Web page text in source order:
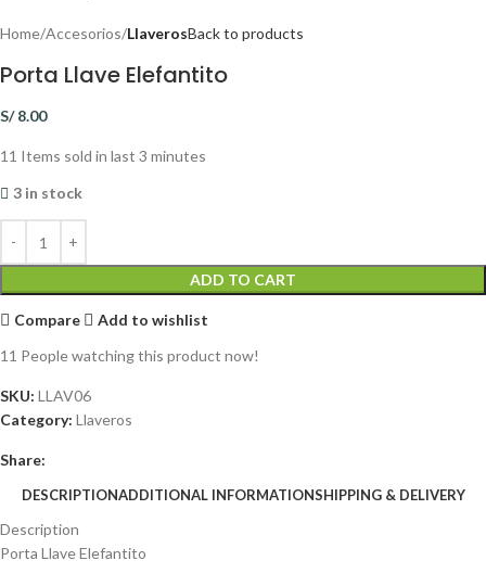
Home Accesorios LlaverosBack to products
Porta Llave Elefantito
S/8.00
11 Items sold in last 3 minutes
3 in stock
ADD TO CART
Compare
Add to wishlist
11 People watching this product now!
SKU: LLAV06
Category: Llaveros
Share:
DESCRIPTIONADDITIONAL INFORMATIONSHIPPING & DELIVERY
Description
Porta Llave Elefantito